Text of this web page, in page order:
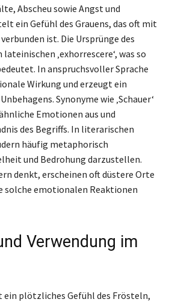
Abscheu sowie Angst und
ein Gefühl des Grauens, das oft mit
ist. Die Ursprünge des
‚exhorrescere‘, was so
In anspruchsvoller Sprache
Wirkung und erzeugt ein
Synonyme wie ‚Schauer‘
Emotionen aus und
des Begriffs. In literarischen
häufig metaphorisch
und Bedrohung darzustellen.
denkt, erscheinen oft düstere Orte
solche emotionalen Reaktionen
Verwendung im
ein plötzliches Gefühl des Frösteln,